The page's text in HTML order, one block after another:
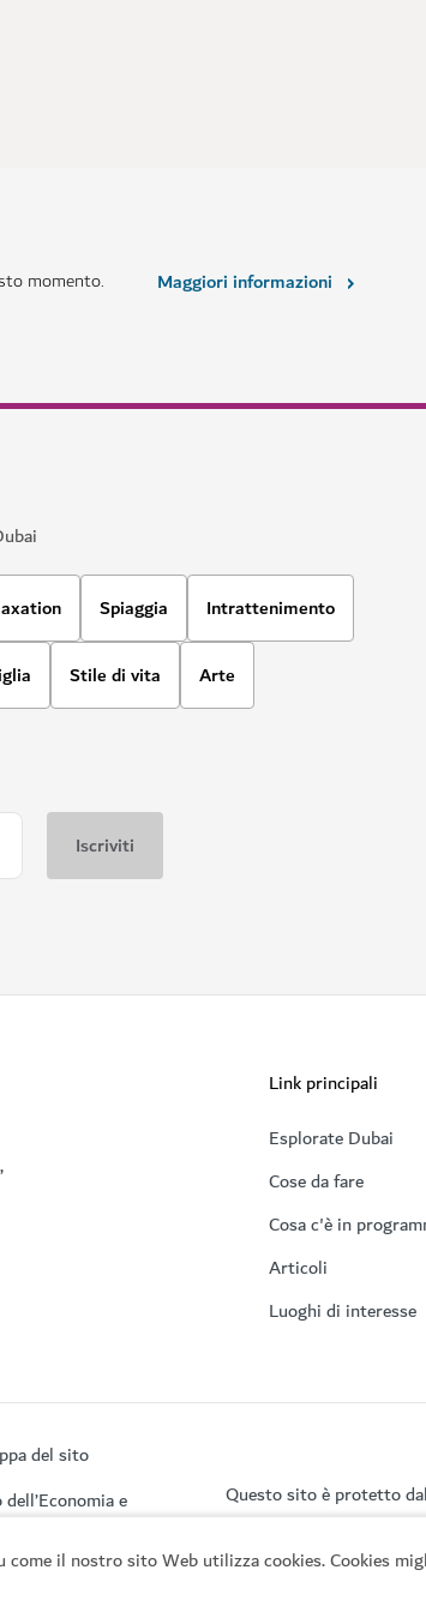
il nostro sito Web utilizza cookies. Cookies
momento.
Maggiori informazioni
Spiaggia Intrattenimento
Stile di vita Arte
Link principali
Esplorate Dubai
Cose da fare
Cosa c'è in
Articoli
Luoghi di interesse
del sito
e
Questo sito è protetto